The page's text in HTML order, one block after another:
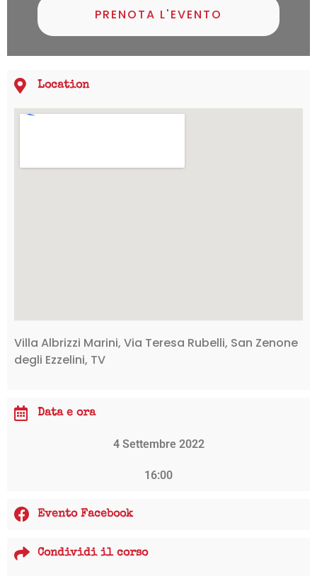
Location
Villa Albrizzi Marini, Via Teresa Rubelli, San Zenone
degli Ezzelini, TV
Data e ora
4 Settembre 2022
16:00
Evento Facebook
Condividi il corso
PRENOTA L'EVENTO